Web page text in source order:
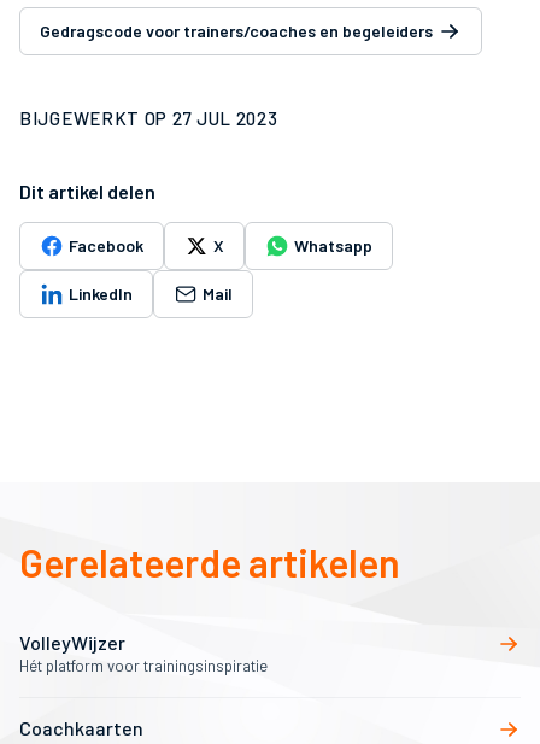
Gedragscode voor trainers/coaches en begeleiders
BIJGEWERKT OP 27 JUL 2023
Dit artikel delen
Facebook X Whatsapp
LinkedIn Mail
Gerelateerde artikelen
VolleyWijzer
Hét platform voor trainingsinspiratie
Coachkaarten